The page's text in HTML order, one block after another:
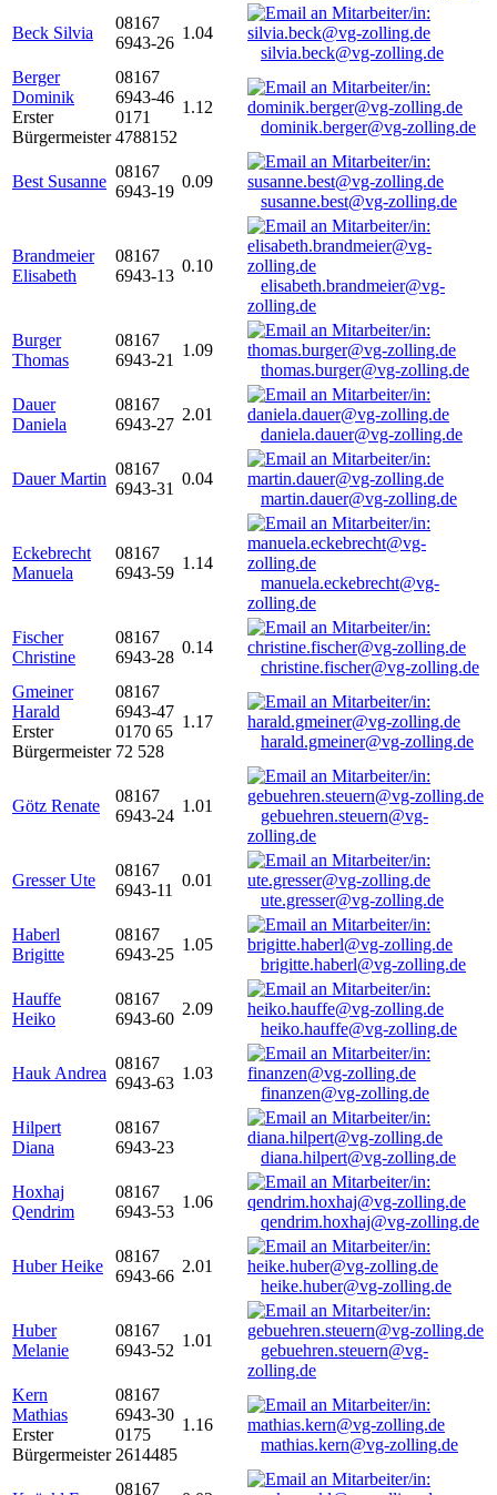
Beck Silvia
08167
6943-26
1.04
silvia.beck@vg-zolling.de
Berger
Dominik
Erster
Bürgermeister
08167
6943-46
0171
4788152
1.12
dominik.berger@vg-zolling.de
Best Susanne
08167
6943-19
0.09
susanne.best@vg-zolling.de
Brandmeier
Elisabeth
08167
6943-13
0.10
elisabeth.brandmeier@vg-
zolling.de
Burger
Thomas
08167
6943-21
1.09
thomas.burger@vg-zolling.de
Dauer
Daniela
08167
6943-27
2.01
daniela.dauer@vg-zolling.de
Dauer Martin
08167
6943-31
0.04
martin.dauer@vg-zolling.de
Eckebrecht
Manuela
08167
6943-59
1.14
manuela.eckebrecht@vg-
zolling.de
Fischer
Christine
08167
6943-28
0.14
christine.fischer@vg-zolling.de
Gmeiner
Harald
Erster
Bürgermeister
08167
6943-47
0170 65
72 528
1.17
harald.gmeiner@vg-zolling.de
Götz Renate
08167
6943-24
1.01
gebuehren.steuern@vg-
zolling.de
Gresser Ute
08167
6943-11
0.01
ute.gresser@vg-zolling.de
Haberl
Brigitte
08167
6943-25
1.05
brigitte.haberl@vg-zolling.de
Hauffe
Heiko
08167
6943-60
2.09
heiko.hauffe@vg-zolling.de
Hauk Andrea
08167
6943-63
1.03
finanzen@vg-zolling.de
Hilpert
Diana
08167
6943-23
diana.hilpert@vg-zolling.de
Hoxhaj
Qendrim
08167
6943-53
1.06
qendrim.hoxhaj@vg-zolling.de
Huber Heike
08167
6943-66
2.01
heike.huber@vg-zolling.de
Huber
Melanie
08167
6943-52
1.01
gebuehren.steuern@vg-
zolling.de
Kern
Mathias
Erster
Bürgermeister
08167
6943-30
0175
2614485
1.16
mathias.kern@vg-zolling.de
08167